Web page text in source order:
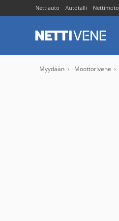
Nettiauto Autotalli Nettimoto
Myydään Moottorivene